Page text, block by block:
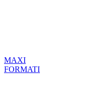
MAXI
FORMATI